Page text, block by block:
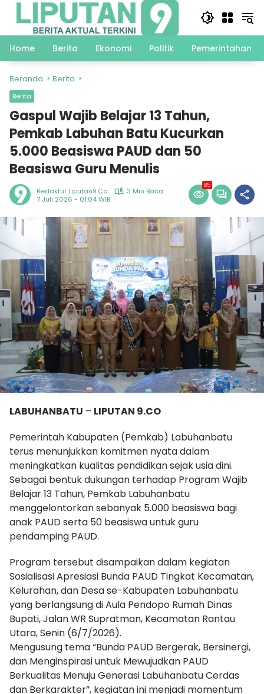
Langsung
Home
Berita Ekonomi Politik Pemerintahan
Beranda Berita
Berita
Gaspul Wajib Belajar 13 Tahun,
Pemkab Labuhan Batu Kucurkan
5.000 Beasiswa PAUD dan 50
Beasiswa Guru Menulis
Redaktur Liputan9.co
3 Min Baca
7 Juli 2026 - 01:04 WIB
85
LABUHANBATU – LIPUTAN 9.CO
Pemerintah Kabupaten (Pemkab) Labuhanbatu
terus menunjukkan komitmen nyata dalam
meningkatkan kualitas pendidikan sejak usia dini.
Sebagai bentuk dukungan terhadap Program Wajib
Belajar 13 Tahun, Pemkab Labuhanbatu
menggelontorkan sebanyak 5.000 beasiswa bagi
anak PAUD serta 50 beasiswa untuk guru
pendamping PAUD.
Program tersebut disampaikan dalam kegiatan
Sosialisasi Apresiasi Bunda PAUD Tingkat Kecamatan,
Kelurahan, dan Desa se-Kabupaten Labuhanbatu
yang berlangsung di Aula Pendopo Rumah Dinas
Bupati, Jalan WR Supratman, Kecamatan Rantau
Utara, Senin (6/7/2026).
Mengusung tema “Bunda PAUD Bergerak, Bersinergi,
dan Menginspirasi untuk Mewujudkan PAUD
Berkualitas Menuju Generasi Labuhanbatu Cerdas
dan Berkarakter”, kegiatan ini menjadi momentum